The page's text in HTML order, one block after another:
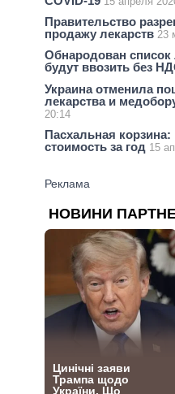
Правительство
продажу лекарств 23
Обнародован список
будут ввозить без
Украина отменила
лекарства и
20:14
Пасхальная
стоимость за год 15